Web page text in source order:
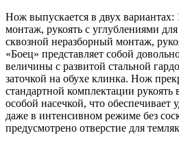
Нож выпускается в двух вариантах:
монтаж, рукоять с углублениями для
сквозной неразборный монтаж,
«Боец» представляет собой
величины с развитой стальной
заточкой на обухе клинка. Нож
стандартной комплектации рукоять
особой насечкой, что обеспечивает
даже в интенсивном режиме без
предусмотрено отверстие для